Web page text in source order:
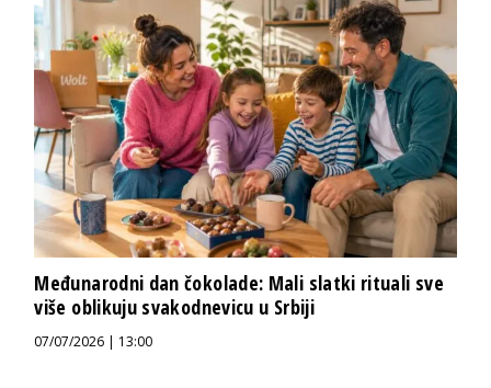
Međunarodni dan čokolade: Mali slatki rituali sve
više oblikuju svakodnevicu u Srbiji
07/07/2026 | 13:00